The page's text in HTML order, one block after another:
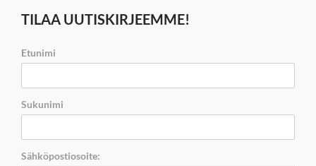
TILAA UUTISKIRJEEMME!
Etunimi
Sukunimi
Sähköpostiosoite: